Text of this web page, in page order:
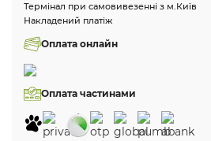
Термінал при самовивезенні з м.Київ
Накладений платіж
Оплата онлайн
Оплата частинами